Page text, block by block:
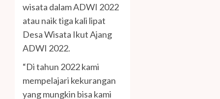
wisata dalam ADWI 2022
atau naik tiga kali lipat
Desa Wisata Ikut Ajang
ADWI 2022.
“Di tahun 2022 kami
mempelajari kekurangan
yang mungkin bisa kami